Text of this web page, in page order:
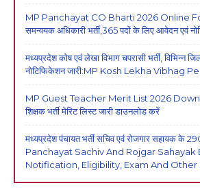
MP Panchayat CO Bharti 2026 Online
समन्वयक अधिकारी भर्ती,365 पदों के लिए आवेदन एवं
मध्यप्रदेश कोष एवं लेखा विभाग चपरासी भर्ती, विभिन्न
नोटिफिकेशन जारी:MP Kosh Lekha Vibhag
MP Guest Teacher Merit List 2026
शिक्षक भर्ती मेरिट लिस्ट जारी डाउनलोड करें
मध्यप्रदेश पंचायत भर्ती सचिव एवं रोजगार सहायक के
Panchayat Sachiv And Rojgar Sahayak
Notification, Eligibility, Exam And Other